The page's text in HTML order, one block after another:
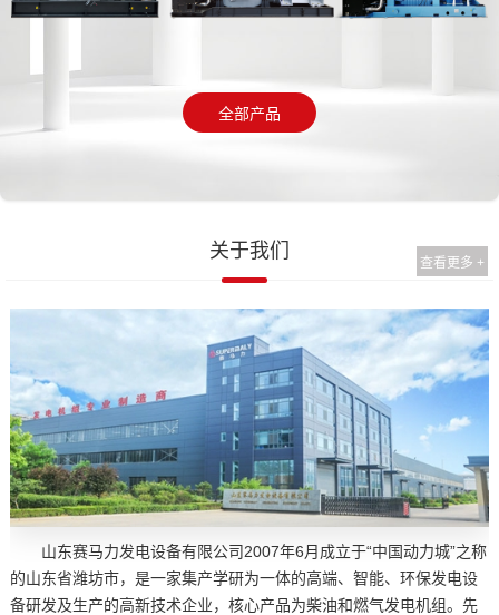
全部产品
关于我们
查看更多 +
山东赛马力发电设备有限公司2007年6月成立于“中国动力城”之称
的山东省潍坊市，是一家集产学研为一体的高端、智能、环保发电设
备研发及生产的高新技术企业，核心产品为柴油和燃气发电机组。先